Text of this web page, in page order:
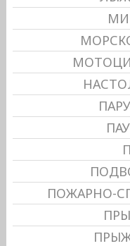
ПОЖАРНО-